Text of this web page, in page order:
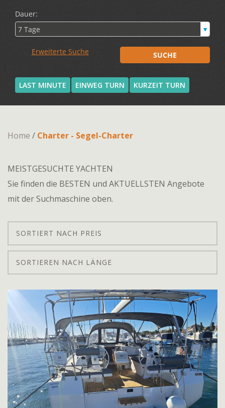
LAST MINUTE EINWEG TURN KURZEIT TURN
Home / Charter - Segel-Charter
MEISTGESUCHTE YACHTEN
Sie finden die BESTEN und AKTUELLSTEN Angebote
mit der Suchmaschine oben.
SORTIERT NACH PREIS
SORTIEREN NACH LÄNGE